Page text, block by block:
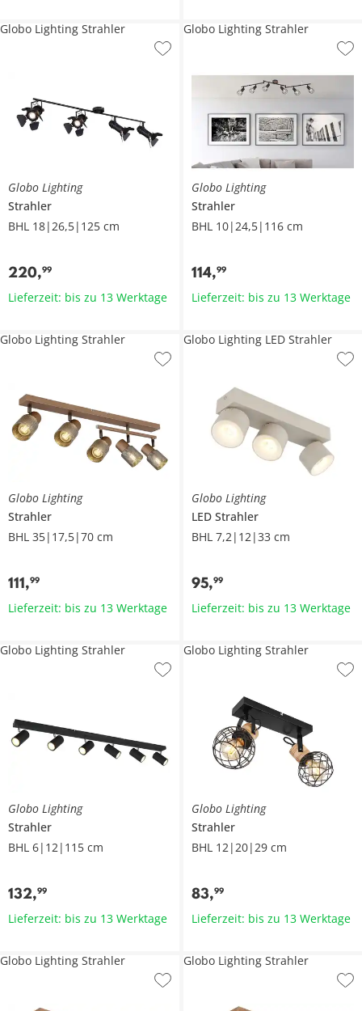
Globo Lighting
Strahler
BHL 18|26,5|125 cm
220,99
Globo Lighting Strahler
Lieferzeit: bis zu 13 Werktage
Globo Lighting
Strahler
BHL 10|24,5|116 cm
114,99
Globo Lighting Strahler
Lieferzeit: bis zu 13 Werktage
Globo Lighting
Strahler
BHL 35|17,5|70 cm
111,99
Globo Lighting Strahler
Lieferzeit: bis zu 13 Werktage
Globo Lighting
LED Strahler
BHL 7,2|12|33 cm
95,99
Globo Lighting LED Strahler
Lieferzeit: bis zu 13 Werktage
Globo Lighting
Strahler
BHL 6|12|115 cm
132,99
Globo Lighting Strahler
Lieferzeit: bis zu 13 Werktage
Globo Lighting
Strahler
BHL 12|20|29 cm
83,99
Globo Lighting Strahler
Lieferzeit: bis zu 13 Werktage
Globo Lighting Strahler Globo Lighting Strahler